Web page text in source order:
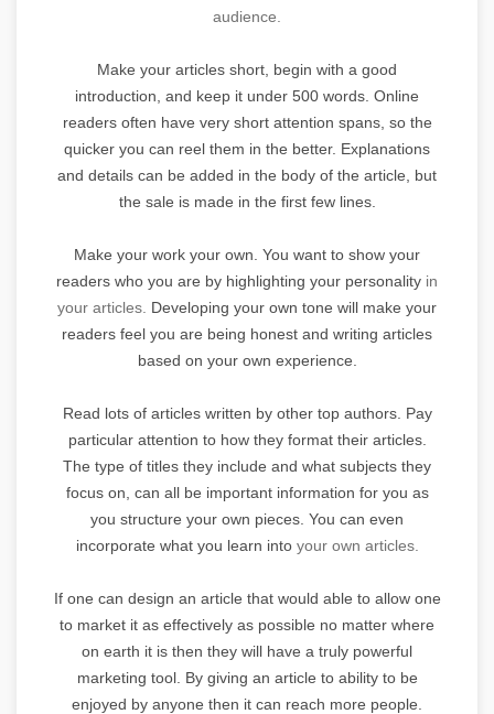
audience.
Make your articles short, begin with a good
introduction, and keep it under 500 words. Online
readers often have very short attention spans, so the
quicker you can reel them in the better. Explanations
and details can be added in the body of the article, but
the sale is made in the first few lines.
Make your work your own. You want to show your
readers who you are by highlighting your personality in
your articles. Developing your own tone will make your
readers feel you are being honest and writing articles
based on your own experience.
Read lots of articles written by other top authors. Pay
particular attention to how they format their articles.
The type of titles they include and what subjects they
focus on, can all be important information for you as
you structure your own pieces. You can even
incorporate what you learn intoyour own articles.
If one can design an article that would able to allow one
to market it as effectively as possible no matter where
on earth it is then they will have a truly powerful
marketing tool. By giving an article to ability to be
enjoyed by anyone then it can reach more people.